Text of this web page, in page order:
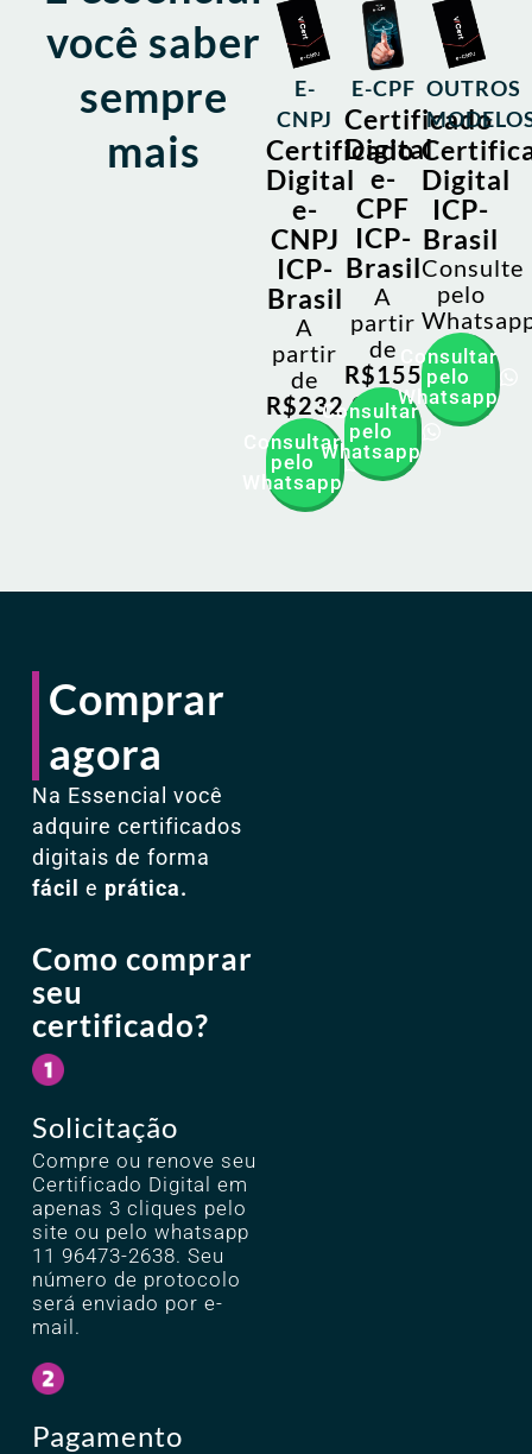
você saber
sempre
mais
E-
CNPJ
Certificado
Digital
e-
CNPJ
ICP-
Brasil
A
partir
de
R$232,00
Consultar
pelo
Whatsapp
E-CPF
Certificado
Digital
e-
CPF
ICP-
Brasil
A
partir
de
R$155,00
Consultar
pelo
Whatsapp
OUTROS
Digital
ICP-
Brasil
Consulte
pelo
Consultar
pelo
Whatsapp
Comprar
agora
Na Essencial você
adquire certificados
digitais de forma
fácil
e prática.
Como comprar
seu
certificado?
Solicitação
Compre ou renove seu
Certificado Digital em
apenas 3 cliques pelo
site ou pelo whatsapp
11 96473-2638. Seu
número de protocolo
será enviado por e-
mail.
Pagamento